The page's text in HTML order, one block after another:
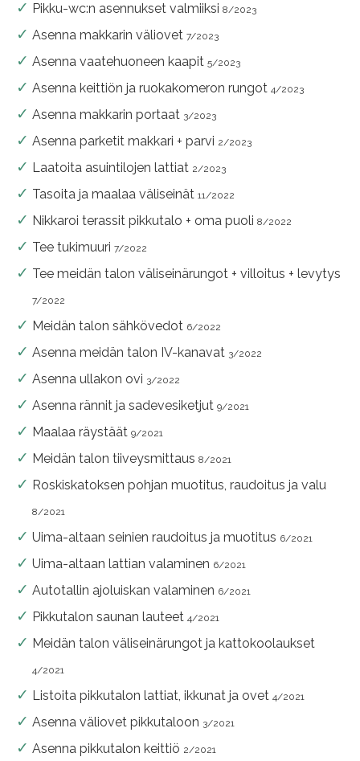
Pikku-wc:n asennukset valmiiksi 8/2023
Asenna makkarin väliovet 7/2023
Asenna vaatehuoneen kaapit 5/2023
Asenna keittiön ja ruokakomeron rungot 4/2023
Asenna makkarin portaat 3/2023
Asenna parketit makkari + parvi 2/2023
Laatoita asuintilojen lattiat 2/2023
Tasoita ja maalaa väliseinät 11/2022
Nikkaroi terassit pikkutalo + oma puoli 8/2022
Tee tukimuuri 7/2022
Tee meidän talon väliseinärungot + villoitus + levytys
7/2022
Meidän talon sähkövedot 6/2022
Asenna meidän talon IV-kanavat 3/2022
Asenna ullakon ovi 3/2022
Asenna rännit ja sadevesiketjut 9/2021
Maalaa räystäät 9/2021
Meidän talon tiiveysmittaus 8/2021
Roskiskatoksen pohjan muotitus, raudoitus ja valu
8/2021
Uima-altaan seinien raudoitus ja muotitus 6/2021
Uima-altaan lattian valaminen 6/2021
Autotallin ajoluiskan valaminen 6/2021
Pikkutalon saunan lauteet 4/2021
Meidän talon väliseinärungot ja kattokoolaukset
4/2021
Listoita pikkutalon lattiat, ikkunat ja ovet 4/2021
Asenna väliovet pikkutaloon 3/2021
Asenna pikkutalon keittiö 2/2021